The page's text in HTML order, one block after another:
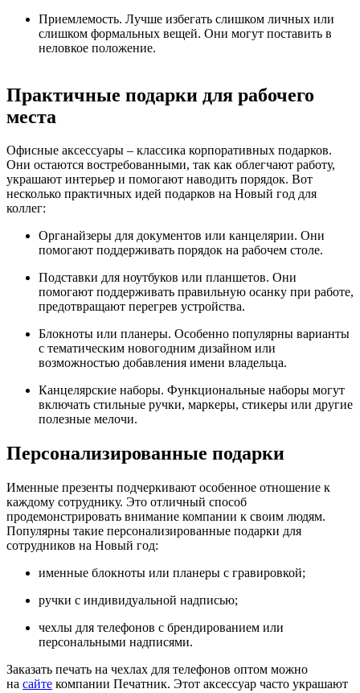
Приемлемость. Лучше избегать слишком личных или
слишком формальных вещей. Они могут поставить в
неловкое положение.
Практичные подарки для рабочего
места
Офисные аксессуары – классика корпоративных подарков.
Они остаются востребованными, так как облегчают работу,
украшают интерьер и помогают наводить порядок. Вот
несколько практичных идей подарков на Новый год для
коллег:
Органайзеры для документов или канцелярии. Они
помогают поддерживать порядок на рабочем столе.
Подставки для ноутбуков или планшетов. Они
помогают поддерживать правильную осанку при работе,
предотвращают перегрев устройства.
Блокноты или планеры. Особенно популярны варианты
с тематическим новогодним дизайном или
возможностью добавления имени владельца.
Канцелярские наборы. Функциональные наборы могут
включать стильные ручки, маркеры, стикеры или другие
полезные мелочи.
Персонализированные подарки
Именные презенты подчеркивают особенное отношение к
каждому сотруднику. Это отличный способ
продемонстрировать внимание компании к своим людям.
Популярны такие персонализированные подарки для
сотрудников на Новый год:
именные блокноты или планеры с гравировкой;
ручки с индивидуальной надписью;
чехлы для телефонов с брендированием или
персональными надписями.
Заказать печать на чехлах для телефонов оптом можно
на сайте компании Печатник. Этот аксессуар часто украшают